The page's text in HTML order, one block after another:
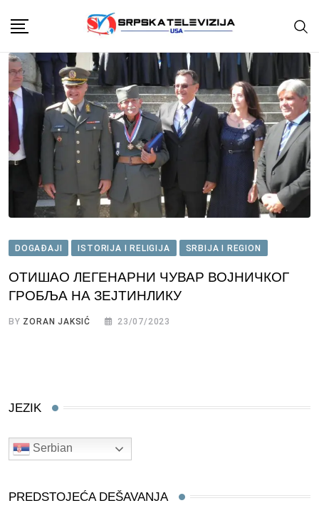
content
DOGAĐAJI ISTORIJA I RELIGIJA SRBIJA I REGION
ОТИШАО ЛЕГЕНАРНИ ЧУВАР ВОЈНИЧКОГ
ГРОБЉА НА ЗЕЈТИНЛИКУ
BY ZORAN JAKSIĆ 23/07/2023
JEZIK
Serbian
PREDSTOJEĆA DEŠAVANJA